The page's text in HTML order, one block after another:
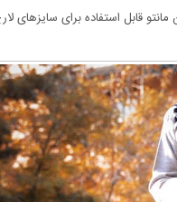
مانتو قابل استفاده برای